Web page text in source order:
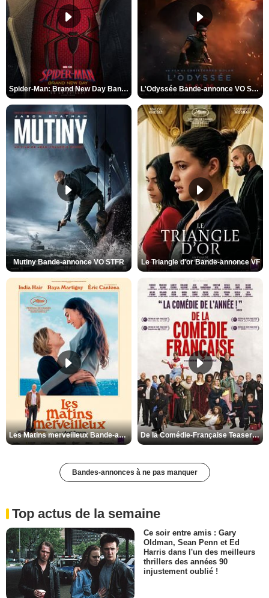
Spider-Man: Brand New Day Bande-annonce VO STFR L'Odyssée Bande-annonce VO STFR
Mutiny Bande-annonce VO STFR Le Triangle d'or Bande-annonce VF
Les Matins merveilleux Bande-annonce VF De la Comédie-Française Teaser VF
Bandes-annonces à ne pas manquer
Top actus de la semaine
Ce soir entre amis : Gary
Oldman, Sean Penn et Ed
Harris dans l'un des meilleurs
thrillers des années 90
injustement oublié !